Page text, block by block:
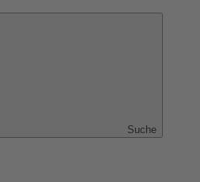
Suche